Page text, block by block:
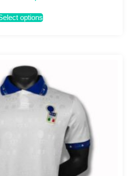
options